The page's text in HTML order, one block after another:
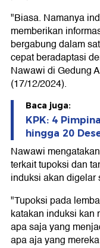
"Biasa. Namanya
memberikan
bergabung dalam
cepat beradaptasi
Nawawi di Gedung
(17/12/2024).
Baca juga:
KPK: 4
hingga 20
Nawawi
terkait tupoksi dan
induksi akan digelar
"Tupoksi pada
katakan induksi kan
apa saja yang
apa aja yang